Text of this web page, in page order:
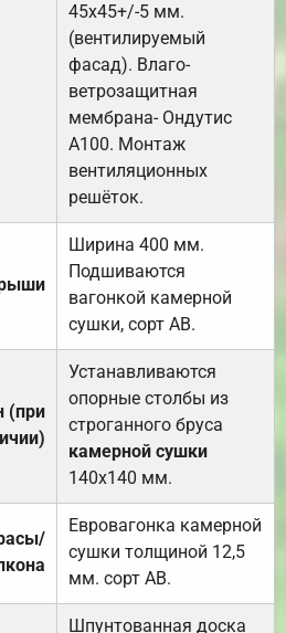
45х45+/-5 мм.
(вентилируемый
фасад). Влаго-
ветрозащитная
мембрана- Ондутис
А100. Монтаж
вентиляционных
решёток.
Ширина 400 мм.
Подшиваются
вагонкой камерной
сушки, сорт АВ.
(при
Устанавливаются
опорные столбы из
строганного бруса
камерной сушки
140х140 мм.
Евровагонка камерной
сушки толщиной 12,5
мм. сорт АВ.
Шпунтованная доска